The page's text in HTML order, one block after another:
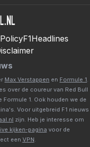
F1Headlines
Max Verstappen en Formule 1.
over de coureur van Red Bull
1. Ook houden we de
Voor uitgebreid F1 nieuws
zijn. Heb je interesse om
kijken-pagina voor de
een VPN.